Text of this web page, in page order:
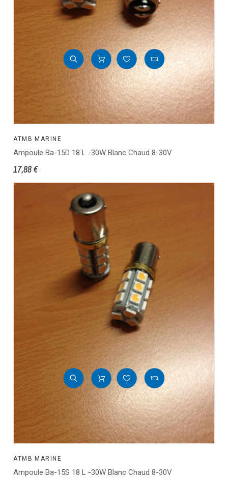
ATMB MARINE
Ampoule Ba-15D 18 L -30W Blanc Chaud 8-30V
17,88 €
ATMB MARINE
Ampoule Ba-15S 18 L -30W Blanc Chaud 8-30V